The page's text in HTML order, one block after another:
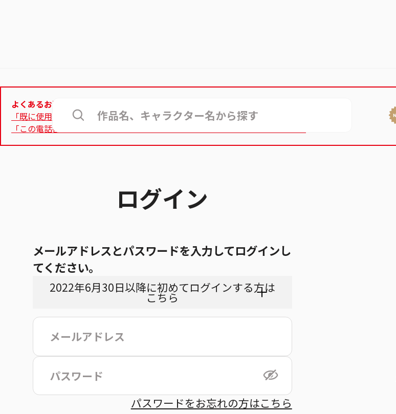
よくあるお問合せ
「既に使用されているメールアドレス」と表示されて登録ができない
「この電話番号は使用できません」と表示され、認証用電話番号が登録できない
ログイン
メールアドレスとパスワードを入力してログインし
てください。
2022年6月30日以降に初めてログインする方は
こちら
パスワードをお忘れの方はこちら